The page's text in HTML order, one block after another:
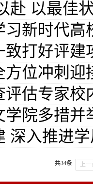
赴 以最佳
习新时代
致打好评建
方位冲刺
评估专家校
学院多措并
深入推进
共34条 上一